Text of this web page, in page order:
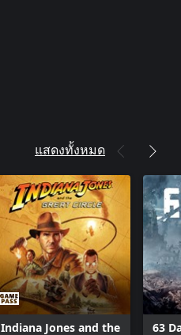
แสดงทั้งหมด
Indiana Jones and the
63